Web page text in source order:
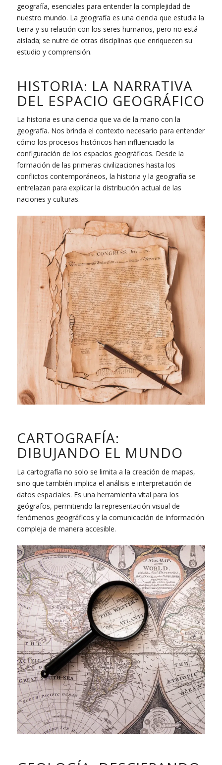
geografía, esenciales para entender la complejidad de
nuestro mundo. La geografía es una ciencia que estudia la
tierra y su relación con los seres humanos, pero no está
aislada; se nutre de otras disciplinas que enriquecen su
estudio y comprensión.
HISTORIA: LA NARRATIVA
DEL ESPACIO GEOGRÁFICO
La historia es una ciencia que va de la mano con la
geografía. Nos brinda el contexto necesario para entender
cómo los procesos históricos han influenciado la
configuración de los espacios geográficos. Desde la
formación de las primeras civilizaciones hasta los
conflictos contemporáneos, la historia y la geografía se
entrelazan para explicar la distribución actual de las
naciones y culturas.
CARTOGRAFÍA:
DIBUJANDO EL MUNDO
La cartografía no solo se limita a la creación de mapas,
sino que también implica el análisis e interpretación de
datos espaciales. Es una herramienta vital para los
geógrafos, permitiendo la representación visual de
fenómenos geográficos y la comunicación de información
compleja de manera accesible.